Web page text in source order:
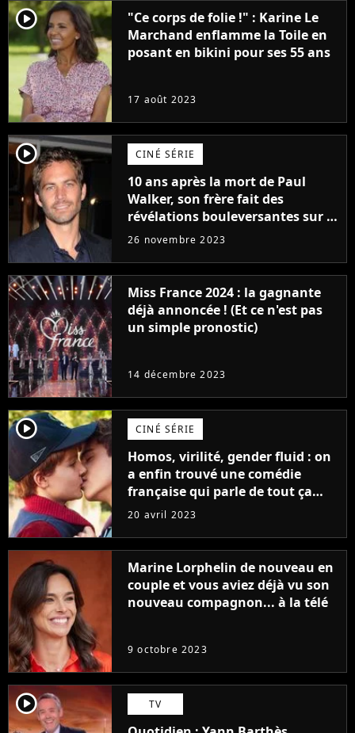
player2
"Ce corps de folie !" : Karine Le
Marchand enflamme la Toile en
posant en bikini pour ses 55 ans
17 août 2023
player2 CINÉ SÉRIE
10 ans après la mort de Paul
Walker, son frère fait des
révélations bouleversantes sur la
réaction des acteurs de Fast and
26 novembre 2023
Miss France 2024 : la gagnante
déjà annoncée ! (Et ce n'est pas
un simple pronostic)
14 décembre 2023
player2 CINÉ SÉRIE
Homos, virilité, gender fluid : on
a enfin trouvé une comédie
française qui parle de tout ça
sans être super ringarde
20 avril 2023
Marine Lorphelin de nouveau en
couple et vous aviez déjà vu son
nouveau compagnon... à la télé
9 octobre 2023
player2 TV